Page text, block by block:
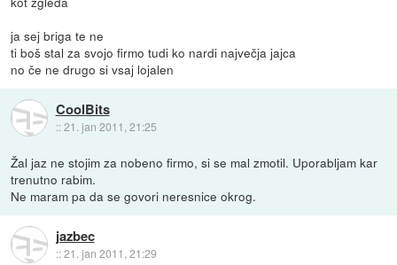
ja sej briga te ne
ti boš stal za svojo firmo tudi ko nardi največja jajca
no če ne drugo si vsaj lojalen
CoolBits
::21. jan 2011, 21:25
Žal jaz ne stojim za nobeno firmo, si se mal zmotil. Uporabljam kar
trenutno rabim.
Ne maram pa da se govori neresnice okrog.
jazbec
::21. jan 2011, 21:29